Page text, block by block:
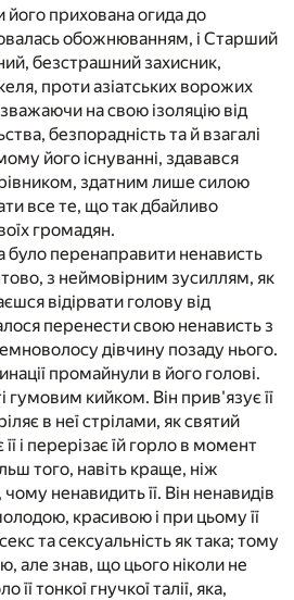
прихована огида до
обожнюванням, і Старший
безстрашний захисник,
проти азіатських ворожих
на свою ізоляцію від
безпорадність та й взагалі
його існуванні, здавався
здатним лише силою
все те, що так дбайливо
громадян.
було перенаправити ненависть
з неймовірним зусиллям, як
відірвати голову від
перенести свою ненависть з
дівчину позаду нього.
промайнули в його голові.
гумовим кийком. Він прив'язує її
в неї стрілами, як святий
і перерізає їй горло в момент
того, навіть краще, ніж
ненавидить її. Він ненавидів
красивою і при цьому її
та сексуальність як така; тому
але знав, що цього ніколи не
тонкої гнучкої талії, яка,